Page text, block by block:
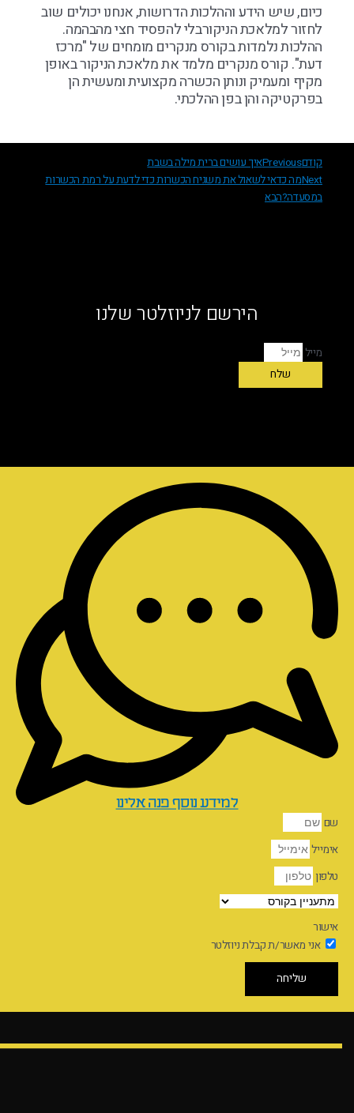
כיום, שיש הידע וההלכות הדרושות, אנחנו יכולים שוב
לחזור למלאכת הניקורבלי להפסיד חצי מהבהמה.
ההלכות נלמדות בקורס מנקרים מומחים של "מרכז
דעת". קורס מנקרים מלמד את מלאכת הניקור באופן
מקיף ומעמיק ונותן הכשרה מקצועית ומעשית הן
בפרקטיקה והן בפן ההלכתי.
קודםPreviousאיך עושים ברית מילה בשבת
Nextמה כדאי לשאול את משגיח הכשרות כדי לדעת על רמת הכשרות
במסעדה?הבא
הירשם לניוזלטר שלנו
מייל
שלח
למידע נוסף פנה אלינו
שם
אימייל
טלפון
אישור
אני מאשר/ת קבלת ניוזלטר
שליחה